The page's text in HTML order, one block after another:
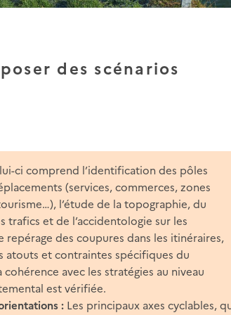
des scénarios
ci comprend l’identification des pôles
(services, commerces, zones
l’étude de la topographie, du
trafics et de l’accidentologie sur les
repérage des coupures dans les itinéraires,
atouts et contraintes spécifiques du
avec les stratégies au niveau
est vérifiée.
: Les principaux axes cyclables,